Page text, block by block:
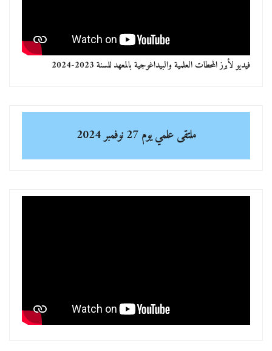
فيديو لأبرز المحطات العلمية والبيداغوجية بالمعهد للسنة 2023-2024
ملتقى علمييوم 27 نوفمبر 2024